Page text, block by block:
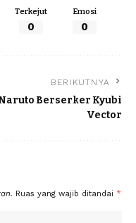
Terkejut
0
Emosi
0
BERIKUTNYA
Berserker Kyubi
Vector
Ruas yang wajib ditandai *